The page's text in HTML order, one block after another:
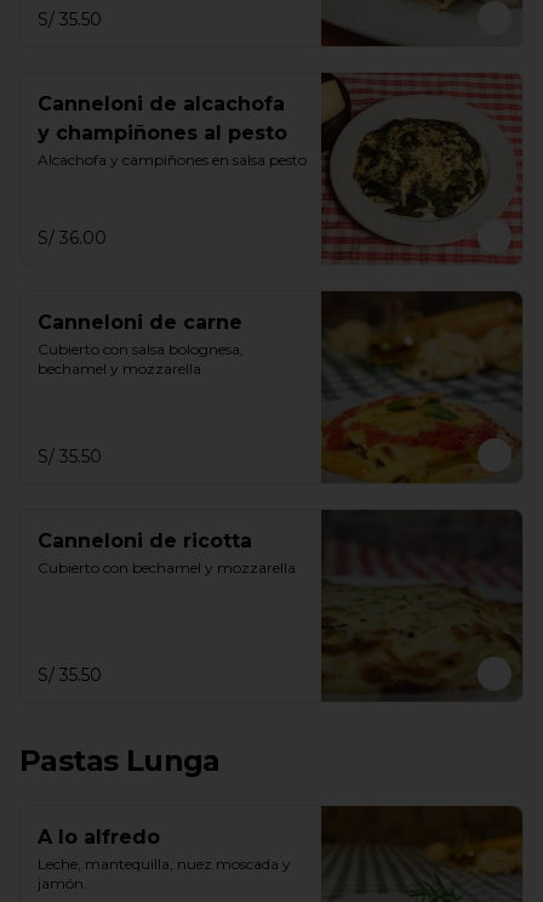
S/ 35.50
Canneloni de alcachofa
y champiñones al pesto
Alcachofa y campiñones en salsa pesto
S/ 36.00
Canneloni de carne
Cubierto con salsa bolognesa,
bechamel y mozzarella
S/ 35.50
Canneloni de ricotta
Cubierto con bechamel y mozzarella
S/ 35.50
Pastas Lunga
A lo alfredo
Leche, mantequilla, nuez moscada y
jamón.